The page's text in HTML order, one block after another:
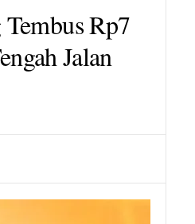
Rp7
Jalan